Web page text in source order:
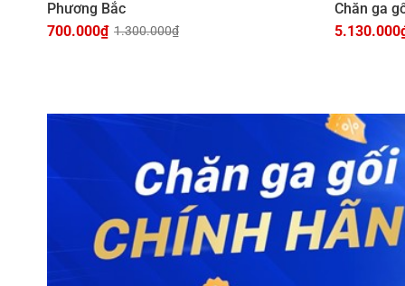
Phương Bắc
1.300.000₫
700.000₫
Chăn ga
5.130.000